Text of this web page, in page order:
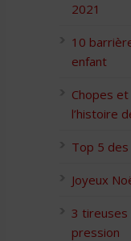
2021
10
enfant
Chopes
l’histoire
Top 5
Joyeux
3 tireuses
pression